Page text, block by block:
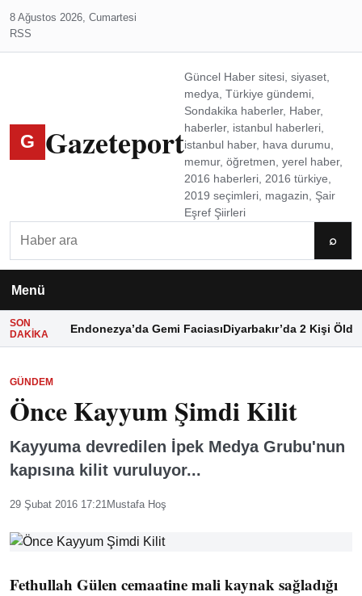
8 Ağustos 2026, Cumartesi
RSS
G Gazeteport
Güncel Haber sitesi, siyaset,
medya, Türkiye gündemi,
Sondakika haberler, Haber,
haberler, istanbul haberleri,
istanbul haber, hava durumu,
memur, öğretmen, yerel haber,
2016 haberleri, 2016 türkiye,
2019 seçimleri, magazin, Şair
Eşref Şiirleri
⌕
Menü
SON
DAKIKA
Endonezya’da Gemi FaciasıDiyarbakır’da 2 Kişi Öldü
GÜNDEM
Önce Kayyum Şimdi Kilit
Kayyuma devredilen İpek Medya Grubu'nun
kapısına kilit vuruluyor...
29 Şubat 2016 17:21Mustafa Hoş
Fethullah Gülen cemaatine mali kaynak sağladığı